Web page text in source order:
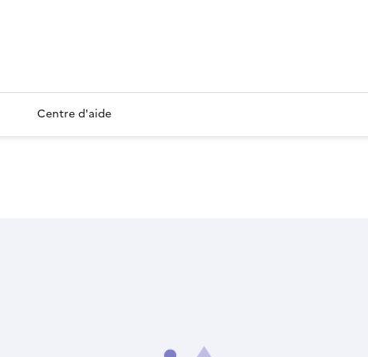
Centre d'aide